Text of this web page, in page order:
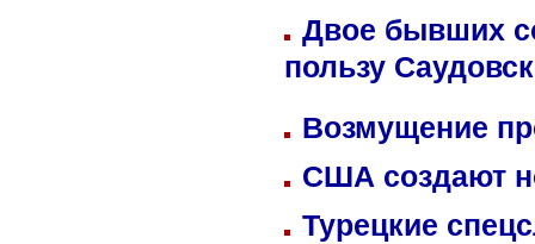
Двое бывших
пользу
Возмущение
США создают
Турецкие